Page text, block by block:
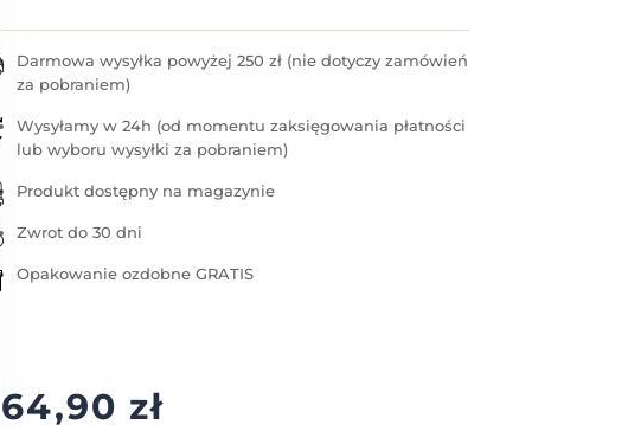
Darmowa wysyłka powyżej 250 zł (nie dotyczy zamówień
za pobraniem)
Wysyłamy w 24h (od momentu zaksięgowania płatności
lub wyboru wysyłki za pobraniem)
Produkt dostępny na magazynie
Zwrot do 30 dni
Opakowanie ozdobne GRATIS
64,90 zł